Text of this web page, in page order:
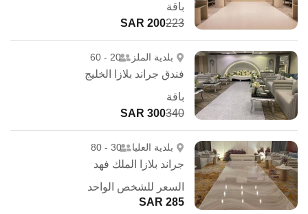
باقة
223
200 SAR
بلدية الملز 20 - 60
فندق جراند بلازا الخليج
باقة
340
300 SAR
بلدية العليا 30 - 80
جراند بلازا الملك فهد
السعر للشخص الواحد
285 SAR